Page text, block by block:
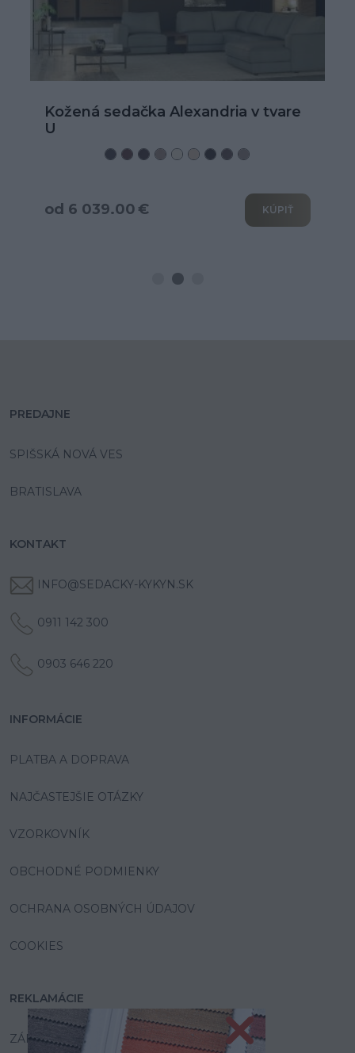
Kožená sedačka Alexandria v tvare
U
od 6 039.00 € KÚPIŤ
PREDAJNE
SPIŠSKÁ NOVÁ VES
BRATISLAVA
KONTAKT
INFO@SEDACKY-KYKYN.SK
0911 142 300
0903 646 220
INFORMÁCIE
PLATBA A DOPRAVA
NAJČASTEJŠIE OTÁZKY
VZORKOVNÍK
OBCHODNÉ PODMIENKY
OCHRANA OSOBNÝCH ÚDAJOV
COOKIES
REKLAMÁCIE
ZÁRUKA A SERVIS